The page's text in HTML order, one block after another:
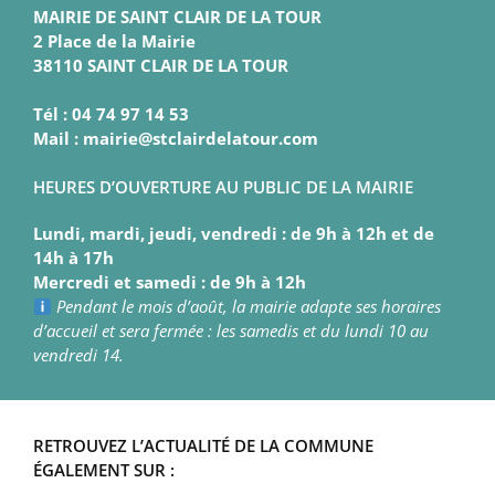
MAIRIE DE SAINT CLAIR DE LA TOUR
2 Place de la Mairie
38110 SAINT CLAIR DE LA TOUR
Tél : 04 74 97 14 53
Mail : mairie@stclairdelatour.com
HEURES D’OUVERTURE AU PUBLIC DE LA MAIRIE
Lundi, mardi, jeudi, vendredi : de 9h à 12h et de
14h à 17h
Mercredi et samedi : de 9h à 12h
Pendant le mois d’août, la mairie adapte ses horaires
d’accueil et sera fermée : les samedis et du lundi 10 au
vendredi 14.
RETROUVEZ L’ACTUALITÉ DE LA COMMUNE
ÉGALEMENT SUR :